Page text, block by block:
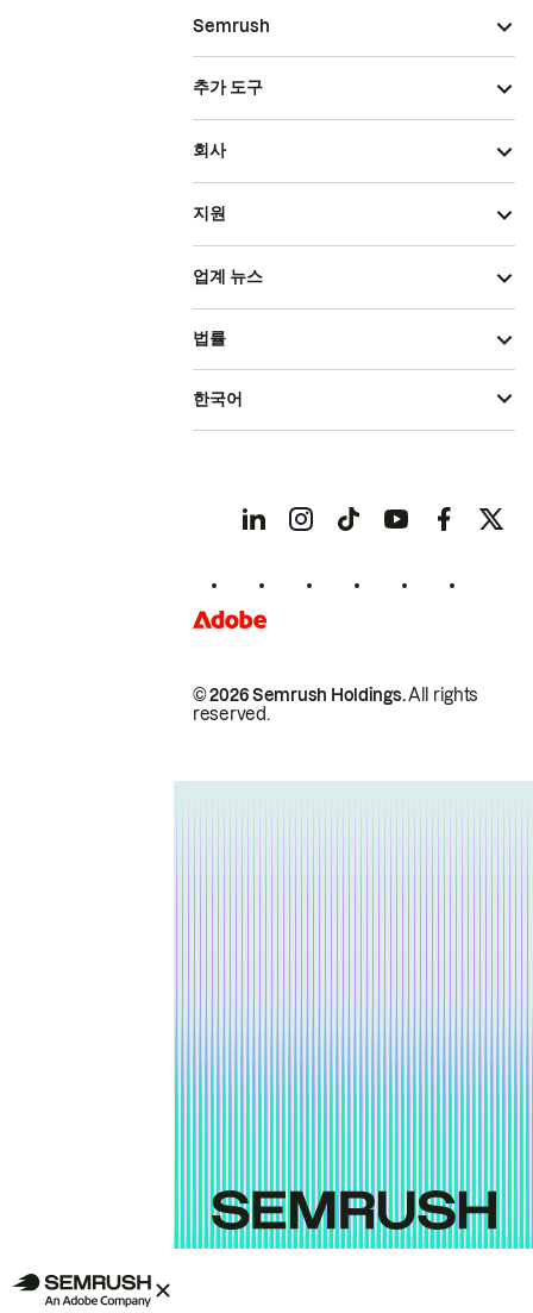
Semrush
추가 도구
회사
지원
업계 뉴스
© 2026 Semrush Holdings.All rights
reserved.
법률
한국어